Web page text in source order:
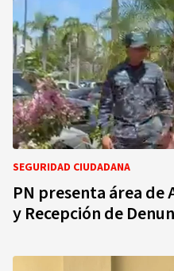
SEGURIDAD CIUDADANA
PN presenta área de
y Recepción de